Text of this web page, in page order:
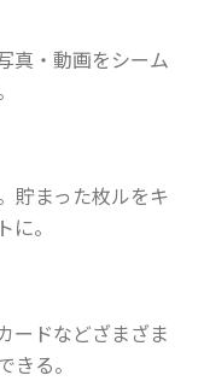
真・動画をシーム
貯まった枚ルをキ
。
ードなどざまざま
る。